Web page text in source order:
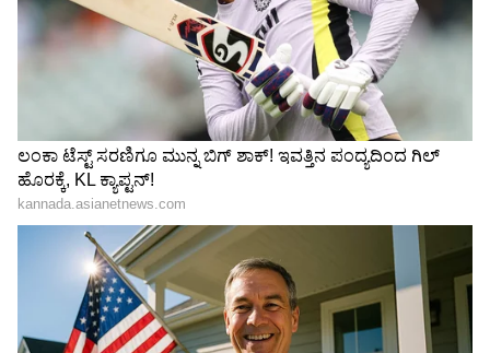
ಪ್ರಾದೇಶಿಕ ಪಕ್ಷಗಳಿಗೆ ಹರಿದುಬಂತು
₹1050 ಕೋಟಿ ದೇಣಿಗೆ: ₹366
ಕೋಟಿ ಸ್ವೀಕರಿಸಿ ಡಿಎಂಕೆ
ದೇಶದಲ್ಲೇ ನಂ.1!
ಎಸ್ಸಿ, ಎಸ್ಟಿಗೆ ಕೆನೆಪದರ ನೀತಿ
ಅನ್ವಯವಿಲ್ಲ: ಕೇಂದ್ರ
LATEST VIDEOS
"ರಾಜಕೀಯ ಬೇಡ, ಸಿನಿಮಾನೇ ಪ್ರಾಣ":
ಕನಕೋತ್ಸವದಲ್ಲಿ ರಿಷಬ್ ಶೆಟ್ಟಿ | Rishab
Shetty speech | Suvarna News